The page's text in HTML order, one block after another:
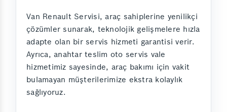
Van Renault Servisi, araç sahiplerine yenilikçi
çözümler sunarak, teknolojik gelişmelere hızla
adapte olan bir servis hizmeti garantisi verir.
Ayrıca, anahtar teslim oto servis vale
hizmetimiz sayesinde, araç bakımı için vakit
bulamayan müşterilerimize ekstra kolaylık
sağlıyoruz.